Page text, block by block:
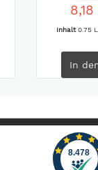
Inhalt0.75
In